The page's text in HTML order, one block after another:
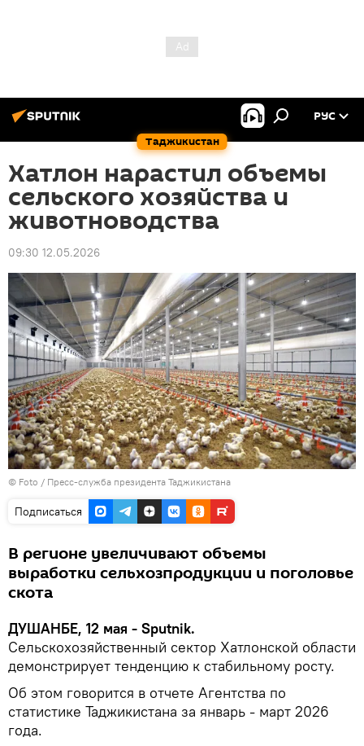
Таджикистан
РУС
Хатлон нарастил объемы
сельского хозяйства и
животноводства
09:30 12.05.2026
© Foto / Пресс-служба президента Таджикистана
Подписаться
В регионе увеличивают объемы
выработки сельхозпродукции и поголовье
скота
ДУШАНБЕ, 12 мая - Sputnik.
Сельскохозяйственный сектор Хатлонской области
демонстрирует тенденцию к стабильному росту.
Об этом говорится в отчете Агентства по
статистике Таджикистана за январь - март 2026
года.